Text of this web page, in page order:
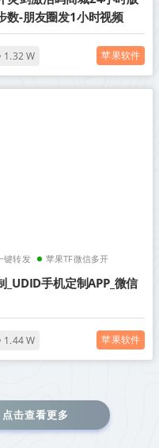
数-朋友圈发1小时视频
1.32 W 苹果软件
键转发 苹果TF微信多开
_UDID手机定制APP_微信
1.44 W 苹果软件
点击查看更多